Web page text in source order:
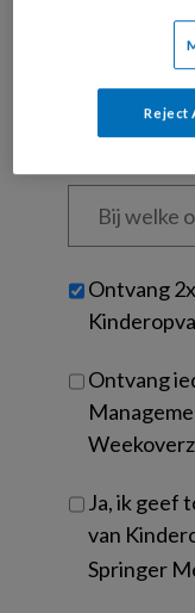
Kies
functie *
Bij
welke
je?
Untitled
Ontvang
Ontvang
Ja, ik geef
van
Springer
Reject